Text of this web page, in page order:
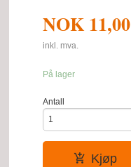
NOK 11,00
inkl. mva.
På lager
Antall
Kjøp